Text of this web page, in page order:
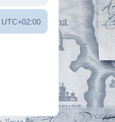
UTC+02:00